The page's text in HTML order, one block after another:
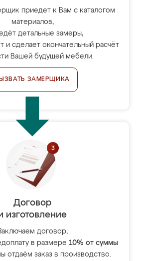
приедет к Вам с каталогом
материалов,
детальные замеры,
и сделает окончательный расчёт
Вашей будущей мебели.
ЗАМЕРЩИКА
Договор
изготовление
договор,
в размере 10% от суммы
отдаём заказ в производство.